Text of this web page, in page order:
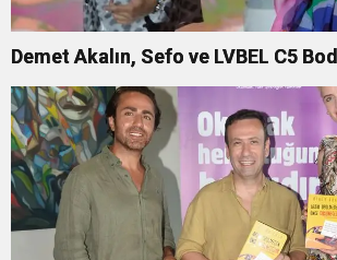
Demet Akalın, Sefo ve LVBEL C5